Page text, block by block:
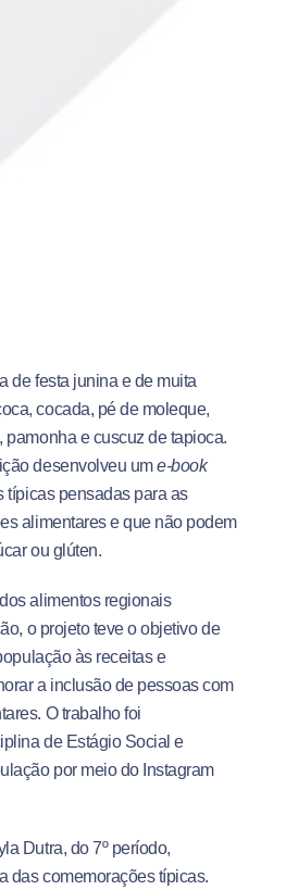
de festa junina e de muita
cocada, pé de moleque,
pamonha e cuscuz de tapioca.
desenvolveu ume-book
típicas pensadas para as
alimentares e que não podem
ou glúten.
alimentos regionais
o projeto teve o objetivo de
às receitas e
a inclusão de pessoas com
O trabalho foi
de Estágio Social e
por meio do Instagram
Dutra, do 7º período,
das comemorações típicas.